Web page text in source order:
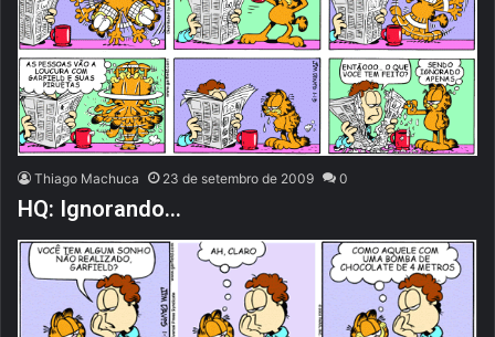
Thiago Machuca 23 de setembro de 2009 0
HQ: Ignorando…